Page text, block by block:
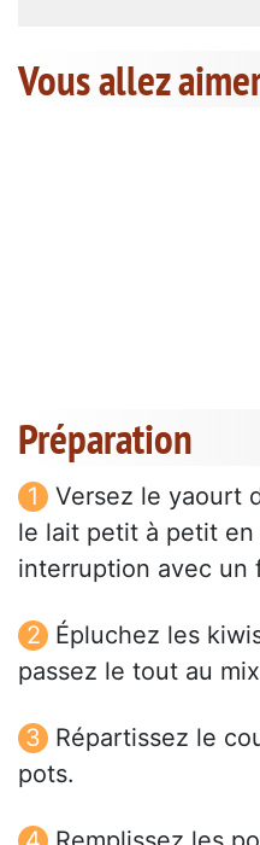
Vous allez
Préparation
Versez le yaourt
le lait petit à petit en
interruption avec un
Épluchez les
passez le tout au
Répartissez le
pots.